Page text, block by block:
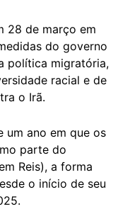
28 de março em
do governo
política migratória,
racial e de
o Irã.
um ano em que os
parte do
Reis), a forma
o início de seu